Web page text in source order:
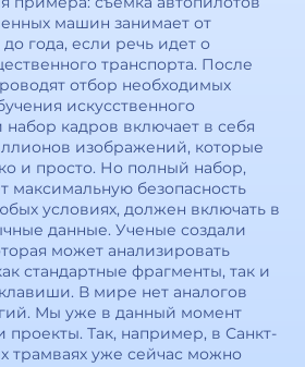
машин занимает от
года, если речь идет о
транспорта. После
отбор необходимых
искусственного
набор кадров включает в себя
изображений, которые
и просто. Но полный набор,
максимальную безопасность
условиях, должен включать в
данные. Ученые создали
может анализировать
стандартные фрагменты, так и
В мире нет аналогов
Мы уже в данный момент
Так, например, в Санкт-
трамваях уже сейчас можно